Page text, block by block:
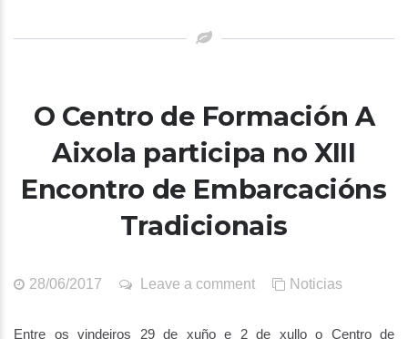
O Centro de Formación A
Aixola participa no XIII
Encontro de Embarcacións
Tradicionais
28/06/2017 Leave a comment Noticias
Entre os vindeiros 29 de xuño e 2 de xullo o Centro de